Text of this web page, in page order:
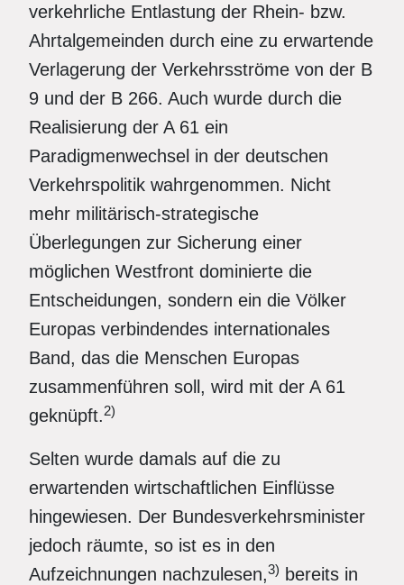
verkehrliche Entlas­tung der Rhein- bzw.
Ahrtalgemeinden durch eine zu erwartende
Verlagerung der Verkehrsströme von der B
9 und der B 266. Auch wurde durch die
Realisierung der A 61 ein
Paradigmenwechsel in der deutschen
Verkehrspolitik wahrgenommen. Nicht
mehr militärisch-strategische
Überlegungen zur Sicherung einer
möglichen Westfront dominierte die
Entscheidungen, sondern ein die Völker
Europas verbindendes internationales
Band, das die Menschen Europas
zusammenführen soll, wird mit der A 61
geknüpft.2)
Selten wurde damals auf die zu
erwartenden wirtschaftlichen Einflüsse
hingewiesen. Der Bundesverkehrsminister
jedoch räumte, so ist es in den
Aufzeichnungen nachzulesen,3) bereits in